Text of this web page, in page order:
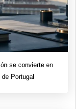
se convierte en
Portugal